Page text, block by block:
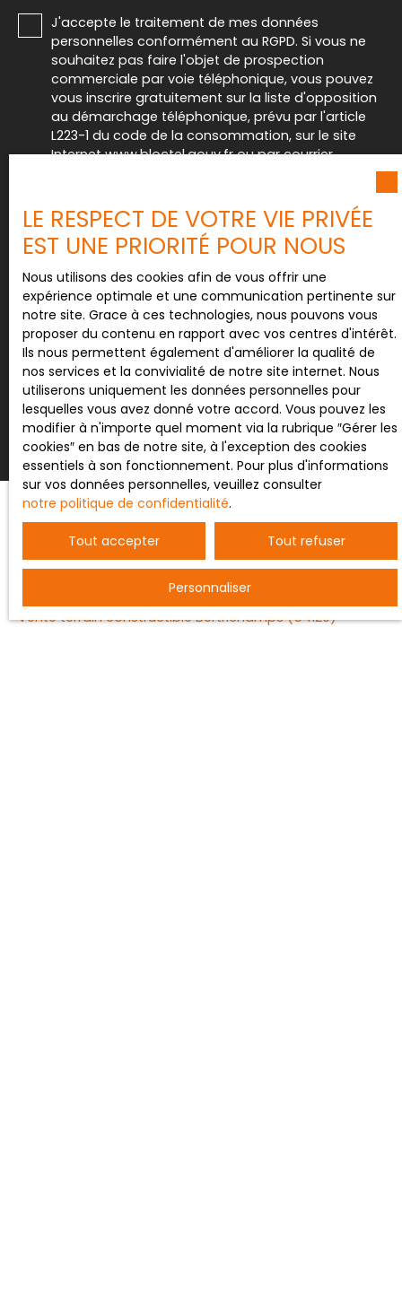
J'accepte le traitement de mes données
personnelles conformément au RGPD. Si vous ne
souhaitez pas faire l'objet de prospection
commerciale par voie téléphonique, vous pouvez
vous inscrire gratuitement sur la liste d'opposition
au démarchage téléphonique, prévu par l'article
L223-1 du code de la consommation, sur le site
Internet www.bloctel.gouv.fr ou par courrier
Société Worldline, Service Bloctel, CS 61311, 41013
BLOIS CEDEX.
données personnelles, veuillez consulter notre
politique de confidentialité .
Recevoir des annonces
JE RECHERCHE UN BIEN
Vente entrepôt Nancy (54000)
Vente terrain constructible Bertrichamps (54120)
LE RESPECT DE VOTRE VIE PRIVÉE
EST UNE PRIORITÉ POUR NOUS
Nous utilisons des cookies afin de vous offrir une
expérience optimale et une communication pertinente sur
notre site. Grace à ces technologies, nous pouvons vous
proposer du contenu en rapport avec vos centres d'intérêt.
Ils nous permettent également d'améliorer la qualité de
nos services et la convivialité de notre site internet. Nous
utiliserons uniquement les données personnelles pour
lesquelles vous avez donné votre accord. Vous pouvez les
modifier à n'importe quel moment via la rubrique ″Gérer les
cookies″ en bas de notre site, à l'exception des cookies
essentiels à son fonctionnement. Pour plus d'informations
sur vos données personnelles, veuillez consulter
notre politique de confidentialité.
Tout accepter Tout refuser
Personnaliser